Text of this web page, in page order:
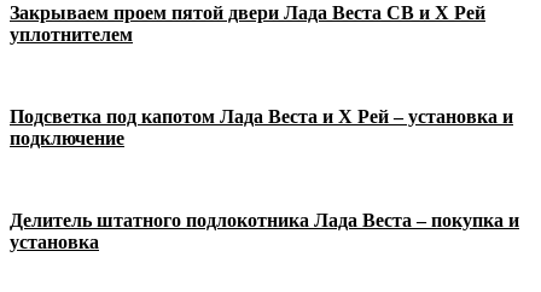
Закрываем проем пятой двери Лада Веста СВ и Х Рей
уплотнителем
Подсветка под капотом Лада Веста и Х Рей – установка и
подключение
Делитель штатного подлокотника Лада Веста – покупка и
установка